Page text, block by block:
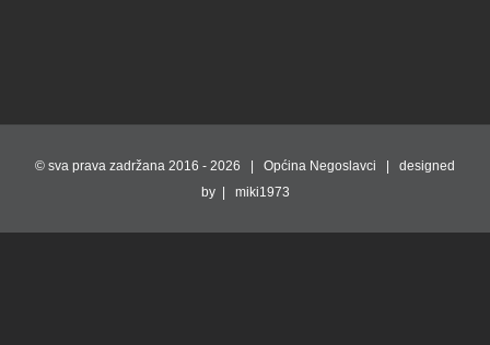
© sva prava zadržana 2016 - 2026 | Općina Negoslavci | designed
by | miki1973